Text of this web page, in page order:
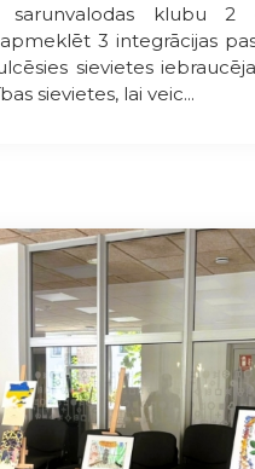
sarunvalodas klubu 2
3 integrācijas
sievietes
sievietes, lai veic...